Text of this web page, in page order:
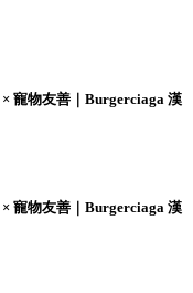
寵物友善｜Burgerciaga 漢
寵物友善｜Burgerciaga 漢